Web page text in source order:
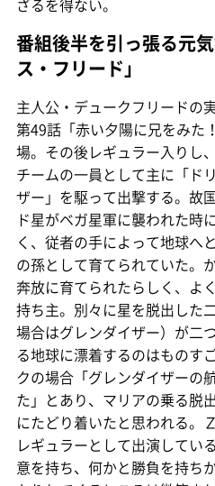
ざるを得ない。
番組後半を引っ張る元
ス・フリード」
主人公・デュークフリードの
第49話「赤い夕陽に兄をみた
場。その後レギュラー入りし
チームの一員として主に「ド
ザー」を駆って出撃する。故
ド星がベガ星軍に襲われた時
く、従者の手によって地球へ
の孫として育てられていた。
奔放に育てられたらしく、よ
持ち主。別々に星を脱出した
場合はグレンダイザー）が二
る地球に漂着するのはものす
クの場合「グレンダイザーの
た」とあり、マリアの乗る脱
にたどり着いたと思われる。
レギュラーとして出演してい
意を持ち、何かと勝負を持ち